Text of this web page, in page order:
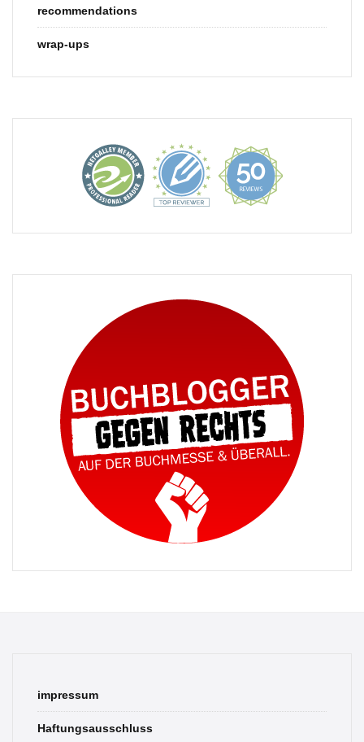
recommendations
wrap-ups
impressum
Haftungsausschluss